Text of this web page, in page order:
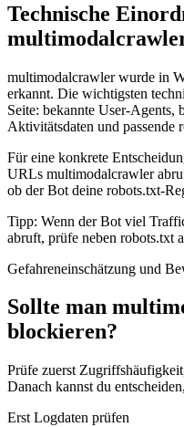
Technische
multimodalcrawler wurde in
erkannt. Die wichtigsten
Seite: bekannte User-Agents,
Aktivitätsdaten und passende
Für eine konkrete
URLs multimodalcrawler
ob der Bot deine robots.txt-
Tipp: Wenn der Bot viel
abruft, prüfe neben robots.txt
Gefahreneinschätzung und
Sollte man
blockieren?
Prüfe zuerst
Danach kannst du
Erst Logdaten prüfen